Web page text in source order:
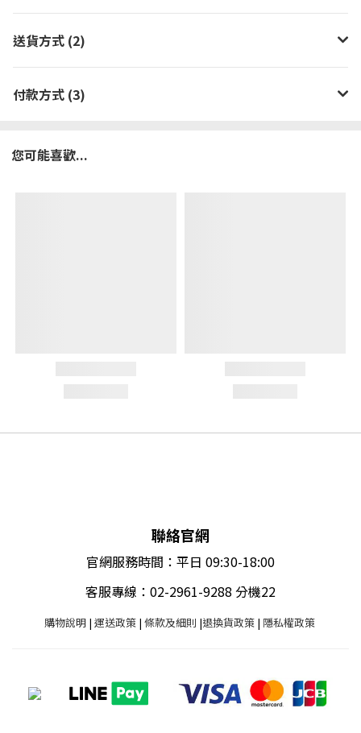
送貨方式 (2)
付款方式 (3)
您可能喜歡...
聯絡官網
官網服務時間：平日 09:30-18:00
客服專線：02-2961-9288 分機22
購物說明| 運送政策 | 條款及細則 |退換貨政策| 隱私權政策